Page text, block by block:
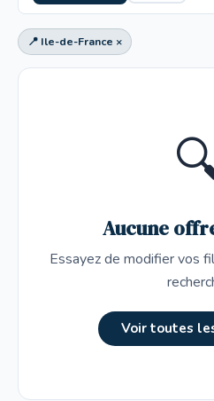
📍 Ile-de-France ×
Aucune
Essayez de modifier vos
Voir toutes